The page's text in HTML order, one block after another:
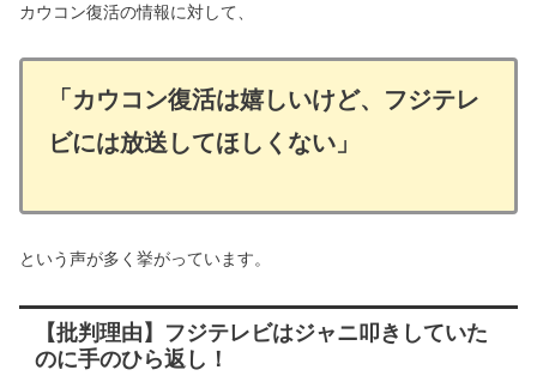
カウコン復活の情報に対して、
「カウコン復活は嬉しいけど、フジテレ
ビには放送してほしくない」
という声が多く挙がっています。
【批判理由】フジテレビはジャニ叩きしていた
のに手のひら返し！